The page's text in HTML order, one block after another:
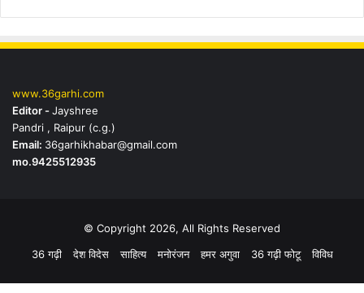
www.36garhi.com
Editor -Jayshree
Pandri , Raipur (c.g.)
Email: 36garhikhabar@gmail.com
mo.9425512935
© Copyright 2026, All Rights Reserved
36 गढ़ी
देश विदेस साहित्य मनोरंजन हमर अगुवा 36 गढ़ी फोटू विविध